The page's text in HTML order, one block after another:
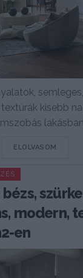
kisebb
ELOLVASOM
modern,
en